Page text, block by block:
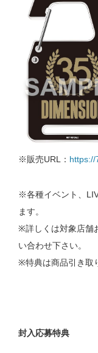
※販売URL： https://
※各種イベント、
ます。
※詳しくは対象店舗
い合わせ下さい。
※特典は商品引き取
封入応募特典